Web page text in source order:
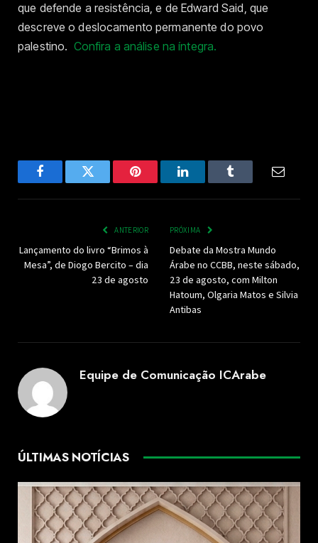
que defende a resistência, e de Edward Said, que
descreve o deslocamento permanente do povo
palestino. Confira a análise na íntegra.
FacebookTwitter Pinterest LinkedInTumblr
ANTERIOR
Lançamento do livro “Brimos à
Mesa”, de Diogo Bercito – dia
23 de agosto
PRÓXIMA
Debate da Mostra Mundo
Árabe no CCBB, neste sábado,
23 de agosto, com Milton
Hatoum, Olgaria Matos e Silvia
Antibas
Equipe de Comunicação ICArabe
ÚLTIMAS NOTÍCIAS